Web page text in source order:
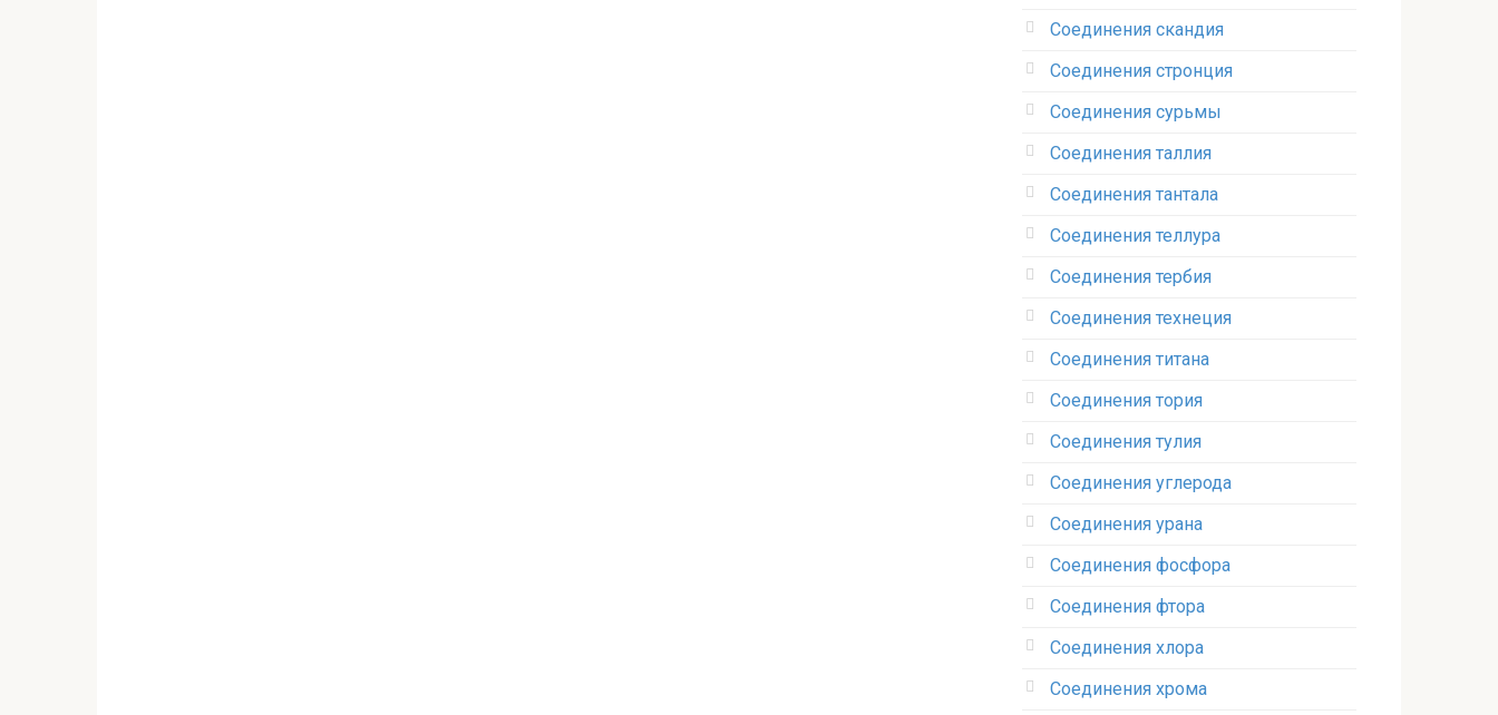
Соединения скандия
Соединения стронция‎
Соединения сурьмы
Соединения таллия‎
Соединения тантала‎
Соединения теллура‎
Соединения тербия‎
Соединения технеция‎
Соединения титана
Соединения тория‎
Соединения тулия‎
Соединения углерода‎
Соединения урана‎
Соединения фосфора‎
Соединения фтора‎
Соединения хлора‎
Соединения хрома‎